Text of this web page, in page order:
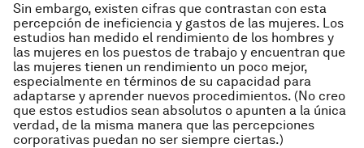
Sin embargo, existen cifras que contrastan con esta
percepción de ineficiencia y gastos de las mujeres. Los
estudios han medido el rendimiento de los hombres y
las mujeres en los puestos de trabajo y encuentran que
las mujeres tienen un rendimiento un poco mejor,
especialmente en términos de su capacidad para
adaptarse y aprender nuevos procedimientos. (No creo
que estos estudios sean absolutos o apunten a la única
verdad, de la misma manera que las percepciones
corporativas puedan no ser siempre ciertas.)